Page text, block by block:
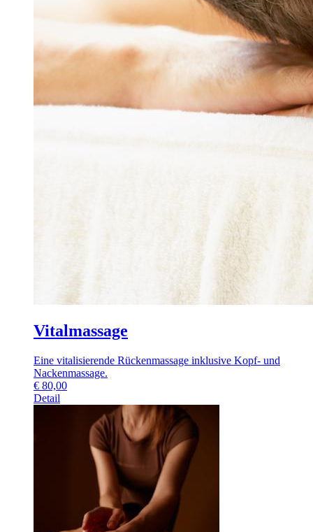
Vitalmassage
Eine vitalisierende Rückenmassage inklusive Kopf- und
Nackenmassage.
€ 80,00
Detail